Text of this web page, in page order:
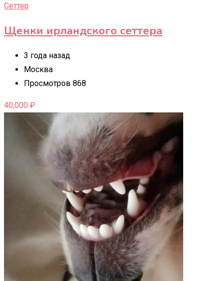
Сеттер
Щенки ирландского сеттера
3 года назад
Москва
Просмотров 868
40,000 ₽